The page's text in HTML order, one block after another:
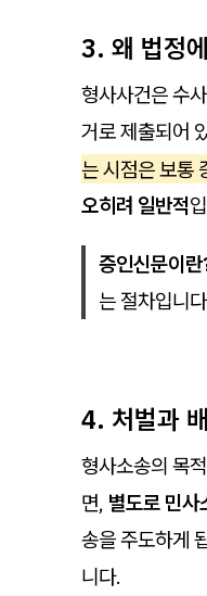
3. 왜 법정
형사사건은 수
거로 제출되어
는 시점은 보통
오히려 일반적
증인신문이
는 절차입니
4. 처벌과
형사소송의 목
면, 별도로 민사
송을 주도하게
니다.